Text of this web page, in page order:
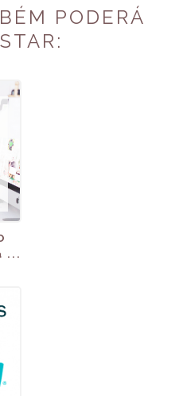
PODERÁ
...